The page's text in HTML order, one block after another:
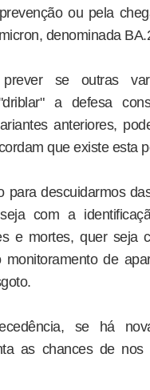
ou pela
denominada
se outras
a defesa
anteriores,
que existe esta
para descuidarmos
com a
e mortes, quer seja
monitoramento de
se há
as chances de nos